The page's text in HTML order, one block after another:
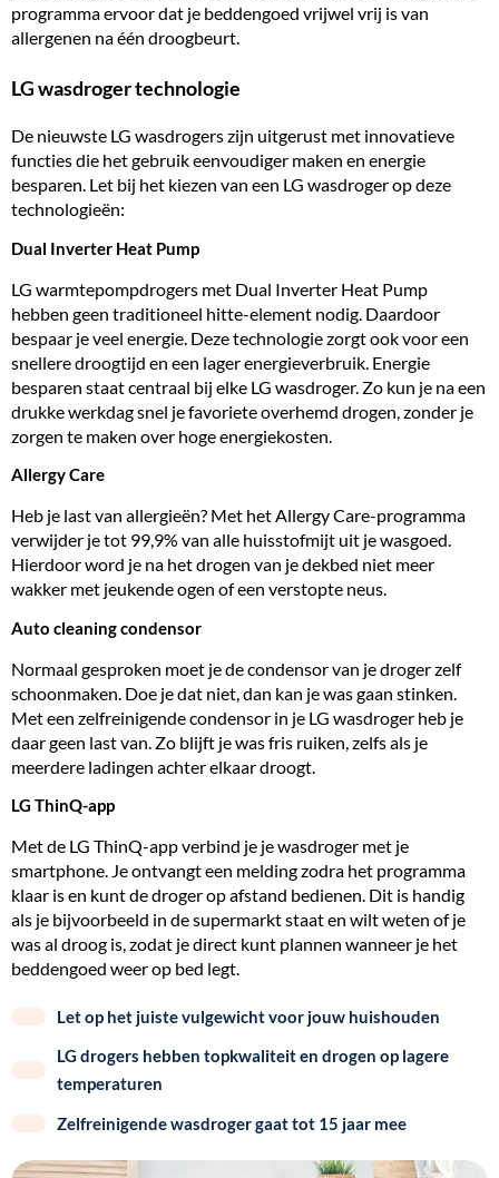
programma ervoor dat je beddengoed vrijwel vrij is van
allergenen na één droogbeurt.
LG wasdroger technologie
De nieuwste LG wasdrogers zijn uitgerust met innovatieve
functies die het gebruik eenvoudiger maken en energie
besparen. Let bij het kiezen van een LG wasdroger op deze
technologieën:
Dual Inverter Heat Pump
LG warmtepompdrogers met Dual Inverter Heat Pump
hebben geen traditioneel hitte-element nodig. Daardoor
bespaar je veel energie. Deze technologie zorgt ook voor een
snellere droogtijd en een lager energieverbruik. Energie
besparen staat centraal bij elke LG wasdroger. Zo kun je na een
drukke werkdag snel je favoriete overhemd drogen, zonder je
zorgen te maken over hoge energiekosten.
Allergy Care
Heb je last van allergieën? Met het Allergy Care-programma
verwijder je tot 99,9% van alle huisstofmijt uit je wasgoed.
Hierdoor word je na het drogen van je dekbed niet meer
wakker met jeukende ogen of een verstopte neus.
Auto cleaning condensor
Normaal gesproken moet je de condensor van je droger zelf
schoonmaken. Doe je dat niet, dan kan je was gaan stinken.
Met een zelfreinigende condensor in je LG wasdroger heb je
daar geen last van. Zo blijft je was fris ruiken, zelfs als je
meerdere ladingen achter elkaar droogt.
LG ThinQ-app
Met de LG ThinQ-app verbind je je wasdroger met je
smartphone. Je ontvangt een melding zodra het programma
klaar is en kunt de droger op afstand bedienen. Dit is handig
als je bijvoorbeeld in de supermarkt staat en wilt weten of je
was al droog is, zodat je direct kunt plannen wanneer je het
beddengoed weer op bed legt.
Let op het juiste vulgewicht voor jouw huishouden
LG drogers hebben topkwaliteit en drogen op lagere
temperaturen
Zelfreinigende wasdroger gaat tot 15 jaar mee